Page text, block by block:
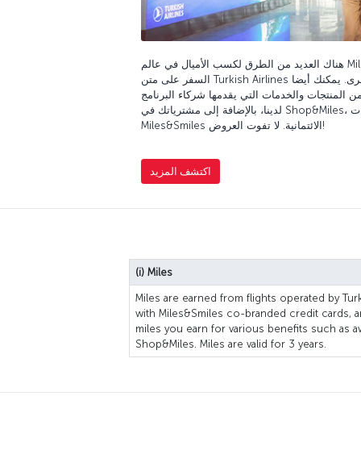
هناك العديد من الطرق لكسب الأميال في عالم Miles&Smiles! يمكنك كسب أميال عبر
السفر على متن Turkish Airlines و وشركات الطيران الشريكة الأخرى. يمكنك أيضا
والخدمات التي يقدمها شركاء البرنامج
لدينا، بالإضافة إلى مشترياتك في Shop&Miles، والمشتريات باستخدام بطاقات
Miles&Smiles الائتمانية. لا تفوت العروض!
اكتشف المزيد
(i) Miles
Miles are earned from flights operated by
with Miles&Smiles co-branded credit cards,
miles you earn for various benefits such as
Shop&Miles. Miles are valid for 3 years.